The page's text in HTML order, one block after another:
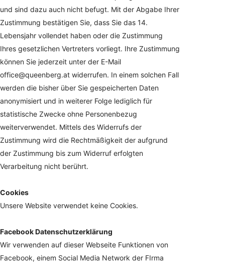
und sind dazu auch nicht befugt. Mit der Abgabe Ihrer
Zustimmung bestätigen Sie, dass Sie das 14.
Lebensjahr vollendet haben oder die Zustimmung
Ihres gesetzlichen Vertreters vorliegt. Ihre Zustimmung
können Sie jederzeit unter der E-Mail
office@queenberg.at widerrufen. In einem solchen Fall
werden die bisher über Sie gespeicherten Daten
anonymisiert und in weiterer Folge lediglich für
statistische Zwecke ohne Personenbezug
weiterverwendet. Mittels des Widerrufs der
Zustimmung wird die Rechtmäßigkeit der aufgrund
der Zustimmung bis zum Widerruf erfolgten
Verarbeitung nicht berührt.
Cookies
Unsere Website verwendet keine Cookies.
Facebook Datenschutzerklärung
Wir verwenden auf dieser Webseite Funktionen von
Facebook, einem Social Media Network der FIrma